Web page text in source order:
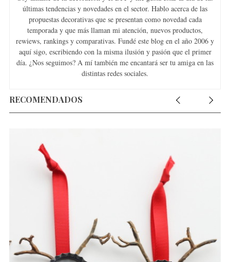
últimas tendencias y novedades en el sector. Hablo acerca de las
propuestas decorativas que se presentan como novedad cada
temporada y que más llaman mi atención, nuevos productos,
rewiews, rankings y comparativas. Fundé este blog en el año 2006 y
aquí sigo, escribiendo con la misma ilusión y pasión que el primer
día. ¿Nos seguimos? A mí también me encantará ser tu amiga en las
distintas redes sociales.
RECOMENDADOS